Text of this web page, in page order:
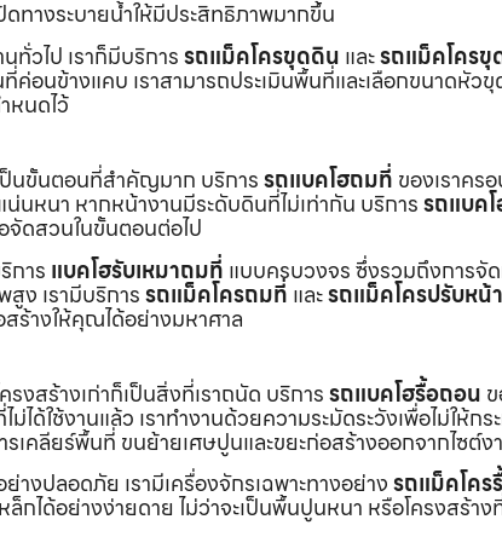
ทางระบายน้ำให้มีประสิทธิภาพมากขึ้น
ทั่วไป เราก็มีบริการรถแม็คโครขุดดิน และรถแม็คโครขุ
อนข้างแคบ เราสามารถประเมินพื้นที่และเลือกขนาดหัวขุ
หนดไว้
ป็นขั้นตอนที่สำคัญมาก บริการรถแบคโฮถมที่ ของเราคร
น่นหนา หากหน้างานมีระดับดินที่ไม่เท่ากัน บริการรถแบค
จัดสวนในขั้นตอนต่อไป
การ แบคโฮรับเหมาถมที่ แบบครบวงจร ซึ่งรวมถึงการจั
ง เรามีบริการรถแม็คโครถมที่ และรถแม็คโครปรับหน้
ร้างให้คุณได้อย่างมหาศาล
งสร้างเก่าก็เป็นสิ่งที่เราถนัด บริการรถแบคโฮรื้อถอน
ได้ใช้งานแล้ว เราทำงานด้วยความระมัดระวังเพื่อไม่ให้
เคลียร์พื้นที่ ขนย้ายเศษปูนและขยะก่อสร้างออกจากไซต์ง
างปลอดภัย เรามีเครื่องจักรเฉพาะทางอย่างรถแม็คโคร
ล็กได้อย่างง่ายดาย ไม่ว่าจะเป็นพื้นปูนหนา หรือโครงสร้า